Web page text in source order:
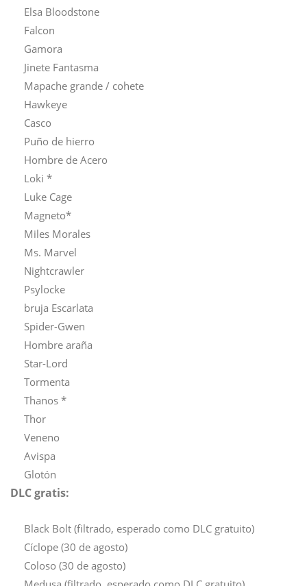
Elsa Bloodstone
Falcon
Gamora
Jinete Fantasma
Mapache grande / cohete
Hawkeye
Casco
Puño de hierro
Hombre de Acero
Loki *
Luke Cage
Magneto*
Miles Morales
Ms. Marvel
Nightcrawler
Psylocke
bruja Escarlata
Spider-Gwen
Hombre araña
Star-Lord
Tormenta
Thanos *
Thor
Veneno
Avispa
Glotón
DLC gratis:
Black Bolt (filtrado, esperado como DLC gratuito)
Cíclope (30 de agosto)
Coloso (30 de agosto)